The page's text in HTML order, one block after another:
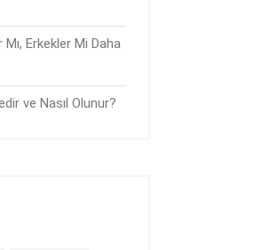
Mı, Erkekler Mi Daha
ve Nasıl Olunur?